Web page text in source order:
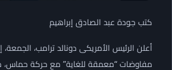
كتب جودة عبد الصادق إبراهيم
أعلن الرئيس الأمريكى دونالد ترامب،
مفاوضات “معمقة للغاية” مع حركة حماس،